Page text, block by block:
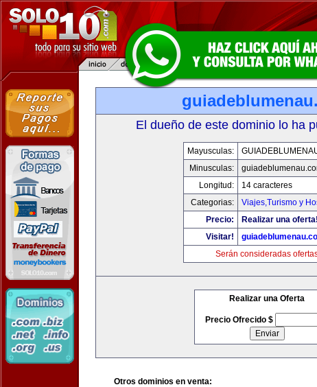
El dueño de este dominio lo ha
Mayusculas:
Minusculas:
Longitud:
14 caracteres
Categorias:
Viajes,Turismo y
Precio:
Realizar una oferta!
Visitar!
Serán consideradas
Realizar una Oferta
Precio Ofrecido $
Otros dominios en venta: